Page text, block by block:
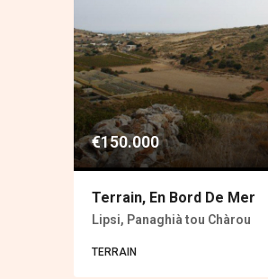
€150.000
Terrain, En Bord De Mer
Lipsi, Panaghià tou Chàrou
ΤERRAIN